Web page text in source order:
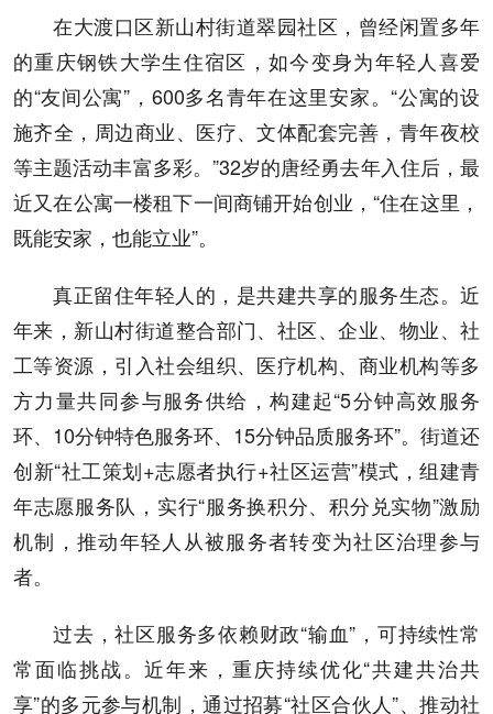
在大渡口区新山村街道翠园社区，曾经闲置多年
的重庆钢铁大学生住宿区，如今变身为年轻人喜爱
的“友间公寓”，600多名青年在这里安家。“公寓的设
施齐全，周边商业、医疗、文体配套完善，青年夜校
等主题活动丰富多彩。”32岁的唐经勇去年入住后，最
近又在公寓一楼租下一间商铺开始创业，“住在这里，
既能安家，也能立业”。
真正留住年轻人的，是共建共享的服务生态。近
年来，新山村街道整合部门、社区、企业、物业、社
工等资源，引入社会组织、医疗机构、商业机构等多
方力量共同参与服务供给，构建起“5分钟高效服务
环、10分钟特色服务环、15分钟品质服务环”。街道还
创新“社工策划+志愿者执行+社区运营”模式，组建青
年志愿服务队，实行“服务换积分、积分兑实物”激励
机制，推动年轻人从被服务者转变为社区治理参与
者。
过去，社区服务多依赖财政“输血”，可持续性常
常面临挑战。近年来，重庆持续优化“共建共治共
享”的多元参与机制，通过招募“社区合伙人”、推动社